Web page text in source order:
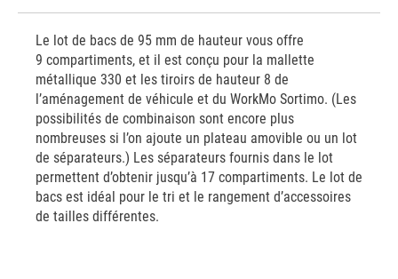
Le lot de bacs de 95 mm de hauteur vous offre
9 compartiments, et il est conçu pour la mallette
métallique 330 et les tiroirs de hauteur 8 de
l’aménagement de véhicule et du WorkMo Sortimo. (Les
possibilités de combinaison sont encore plus
nombreuses si l’on ajoute un plateau amovible ou un lot
de séparateurs.) Les séparateurs fournis dans le lot
permettent d’obtenir jusqu’à 17 compartiments. Le lot de
bacs est idéal pour le tri et le rangement d’accessoires
de tailles différentes.